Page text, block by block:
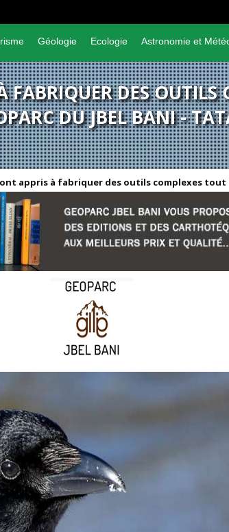
Géologie Ecologie Astronomie et
FABRIQUER DES OUTILS
DU JBEL BANI -
appris à fabriquer des outils complexes tout